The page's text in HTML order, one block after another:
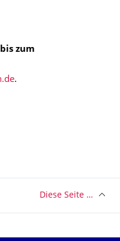
bis zum
.
Diese Seite …